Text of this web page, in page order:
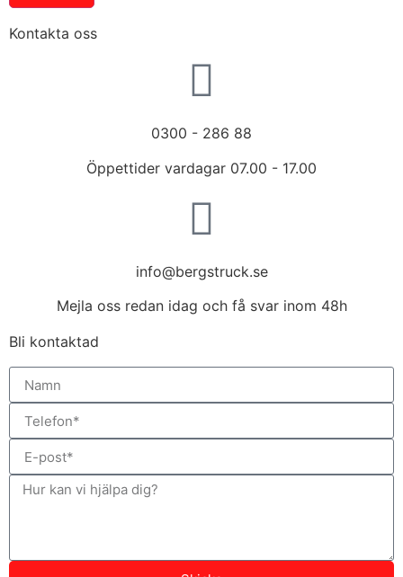
Kontakta oss
0300 - 286 88
Öppettider vardagar 07.00 - 17.00
info@bergstruck.se
Mejla oss redan idag och få svar inom 48h
Bli kontaktad